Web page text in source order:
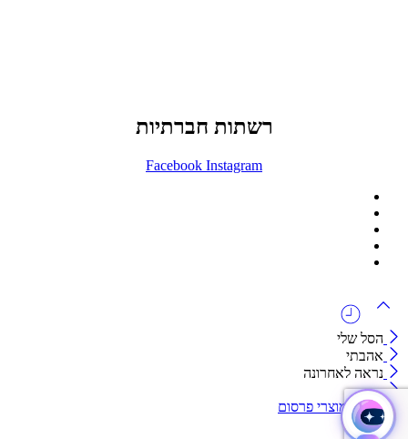
רשתות חברתיות
Facebook Instagram
הסל שלי
אהבתי
נראה לאחרונה
קטגוריות